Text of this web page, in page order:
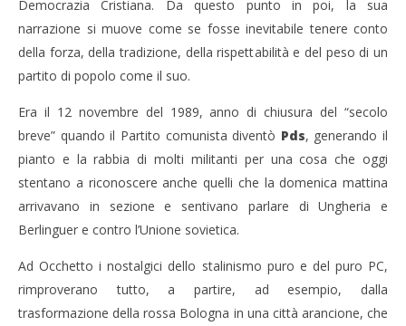
Democrazia Cristiana. Da questo punto in poi, la sua
narrazione si muove come se fosse inevitabile tenere conto
della forza, della tradizione, della rispettabilità e del peso di un
partito di popolo come il suo.
Era il 12 novembre del 1989, anno di chiusura del “secolo
breve” quando il Partito comunista diventò Pds, generando il
pianto e la rabbia di molti militanti per una cosa che oggi
stentano a riconoscere anche quelli che la domenica mattina
arrivavano in sezione e sentivano parlare di Ungheria e
Berlinguer e contro l’Unione sovietica.
Ad Occhetto i nostalgici dello stalinismo puro e del puro PC,
rimproverano tutto, a partire, ad esempio, dalla
trasformazione della rossa Bologna in una città arancione, che